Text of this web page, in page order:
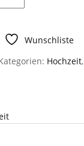
Wunschliste
Hochzeit,